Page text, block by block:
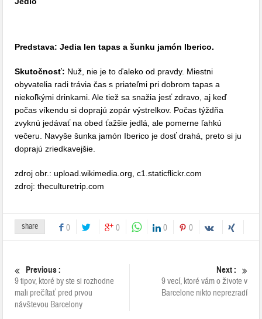
Predstava: Jedia len tapas a šunku jamón Iberico.
Skutočnosť: Nuž, nie je to ďaleko od pravdy. Miestni
obyvatelia radi trávia čas s priateľmi pri dobrom tapas a
niekoľkými drinkami. Ale tiež sa snažia jesť zdravo, aj keď
počas víkendu si doprajú zopár výstrelkov. Počas týždňa
zvyknú jedávať na obed ťažšie jedlá, ale pomerne ľahkú
večeru. Navyše šunka jamón Iberico je dosť drahá, preto si ju
doprajú zriedkavejšie.
zdroj obr.: upload.wikimedia.org, c1.staticflickr.com
zdroj: theculturetrip.com
share 0 0 0 0
Previous :
9 tipov, ktoré by ste si rozhodne
mali prečítať pred prvou
návštevou Barcelony
Next :
9 vecí, ktoré vám o živote v
Barcelone nikto neprezradí